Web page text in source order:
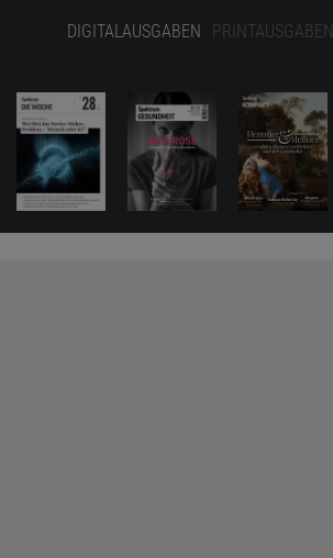
DIGITALAUSGABEN PRINTAUSGABEN